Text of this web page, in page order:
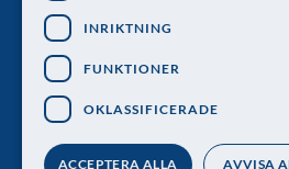
INRIKTNING
FUNKTIONER
OKLASSIFICERADE
ACCEPTERA ALLA AVVISA